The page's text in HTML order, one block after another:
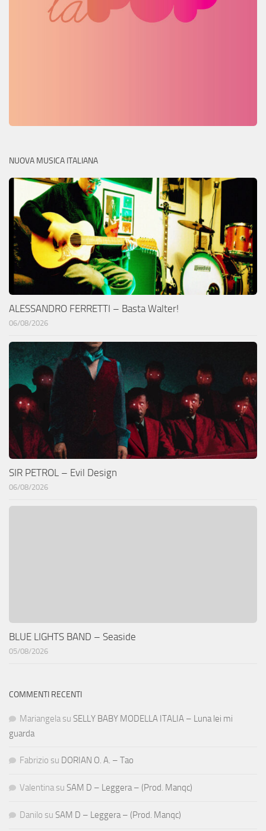
NUOVA MUSICA ITALIANA
ALESSANDRO FERRETTI – Basta Walter!
06/08/2026
SIR PETROL – Evil Design
06/08/2026
BLUE LIGHTS BAND – Seaside
05/08/2026
COMMENTI RECENTI
Mariangela su SELLY BABY MODELLA ITALIA – Luna lei mi
guarda
Fabrizio su DORIAN O. A. – Tao
Valentina su SAM D – Leggera – (Prod. Manqc)
Danilo su SAM D – Leggera – (Prod. Manqc)